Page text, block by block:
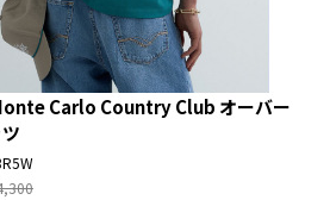
Carlo Country Club オーバー